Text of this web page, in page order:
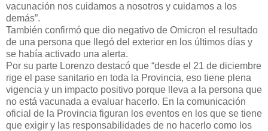
vacunación nos cuidamos a nosotros y cuidamos a los
demás”.
También confirmó que dio negativo de Omicron el resultado
de una persona que llegó del exterior en los últimos días y
se había activado una alerta.
Por su parte Lorenzo destacó que “desde el 21 de diciembre
rige el pase sanitario en toda la Provincia, eso tiene plena
vigencia y un impacto positivo porque lleva a la persona que
no está vacunada a evaluar hacerlo. En la comunicación
oficial de la Provincia figuran los eventos en los que se tiene
que exigir y las responsabilidades de no hacerlo como los